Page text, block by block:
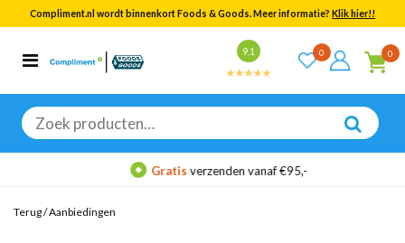
Compliment.nl wordt binnenkort Foods & Goods. Meer informatie? Klik hier!!
9.1 0 0
Zoeken
naar:
Categorieën
Bekijk alle resultaten
Gratisverzenden vanaf €95,-
Terug/Aanbiedingen